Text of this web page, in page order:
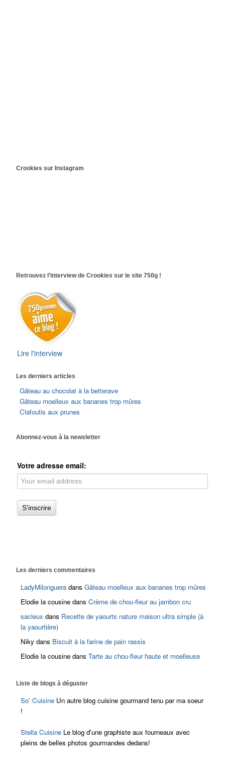
Crookies sur Instagram
Retrouvez l’interview de Crookies sur le site 750g !
Lire l'interview
Les derniers articles
Gâteau au chocolat à la betterave
Gâteau moelleux aux bananes trop mûres
Clafoutis aux prunes
Abonnez-vous à la newsletter
Votre adresse email:
Les derniers commentaires
LadyMilonguera dansGâteau moelleux aux bananes trop mûres
Elodie la cousine dansCrème de chou-fleur au jambon cru
sacleux dans Recette de yaourts nature maison ultra simple (à
la yaourtière)
Niky dans Biscuit à la farine de pain rassis
Elodie la cousine dansTarte au chou-fleur haute et moelleuse
Liste de blogs à déguster
So' Cuisine Un autre blog cuisine gourmand tenu par ma soeur
!
Stella Cuisine Le blog d'une graphiste aux fourneaux avec
pleins de belles photos gourmandes dedans!